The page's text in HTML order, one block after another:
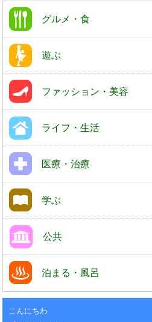
グルメ・食
遊ぶ
ファッション・美容
ライフ・生活
医療・治療
学ぶ
公共
泊まる・風呂
こんにちわ